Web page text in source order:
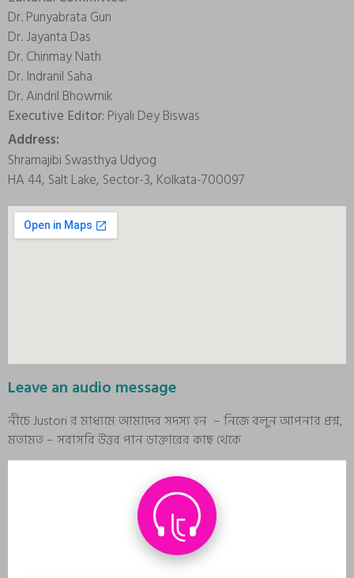
Dr. Punyabrata Gun
Dr. Jayanta Das
Dr. Chinmay Nath
Dr. Indranil Saha
Dr. Aindril Bhowmik
Executive Editor: Piyali Dey Biswas
Address:
Shramajibi Swasthya Udyog
HA 44, Salt Lake, Sector-3, Kolkata-700097
Leave an audio message
নীচে Justori র মাধ্যমে আমাদের সদস্য হন – নিজে বলুন আপনার প্রশ্ন,
মতামত – সরাসরি উত্তর পান ডাক্তারের কাছ থেকে